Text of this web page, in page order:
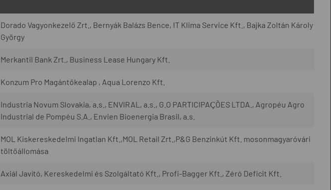
Dorado Vagyonkezelő Zrt., Bernyák Balázs Bence, IT Klima Service Kft., Bajka Zoltán Károly
György
Merkantil Bank Zrt., Business Lease Hungary Kft.
Konzum Pro Magántőkealap , Aqua Lorenzo Kft.
Industria Novum Slovakia, a.s., ENVIRAL, a.s., G.O PARTICIPAÇÕES LTDA., Agropéu Agro
Industrial de Pompéu S.A., Envien Bioenergia Brasil, a.s.
MOL Kiskereskedelmi Ingatlan Kft.,MOL Retail Zrt.,P&G Benzinkút Kft. mosonmagyaróvári
töltőállomása
Axiál Javító, Kereskedelmi és Szolgáltató Kft., Profi-Bagger Kft., Zéró Deficit Kft.